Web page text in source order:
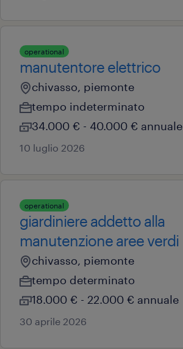
operational
manutentore elettrico
chivasso, piemonte
tempo indeterminato
34.000 € - 40.000 € annuale
10 luglio 2026
operational
giardiniere addetto alla
manutenzione aree verdi
chivasso, piemonte
tempo determinato
18.000 € - 22.000 € annuale
30 aprile 2026